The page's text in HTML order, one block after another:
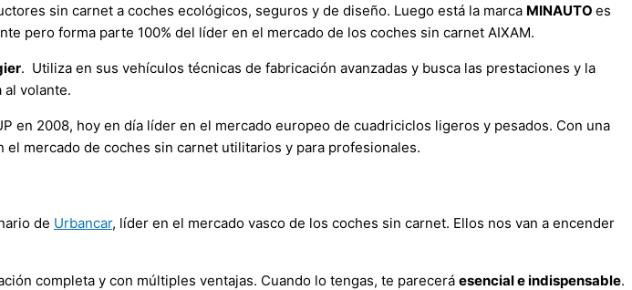
sin carnet a coches ecológicos, seguros y de diseño. Luego está la marca MINAUTO es
pero forma parte 100% del líder en el mercado de los coches sin carnet AIXAM.
. Utiliza en sus vehículos técnicas de fabricación avanzadas y busca las prestaciones y la
volante.
en 2008, hoy en día líder en el mercado europeo de cuadriciclos ligeros y pesados. Con una
el mercado de coches sin carnet utilitarios y para profesionales.
de Urbancar, líder en el mercado vasco de los coches sin carnet. Ellos nos van a encender
completa y con múltiples ventajas. Cuando lo tengas, te parecerá esencial e indispensable.